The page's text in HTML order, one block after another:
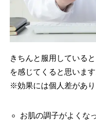
きちんと服用している
を感じてくると思います
※効果には個人差があり
お肌の調子がよくな